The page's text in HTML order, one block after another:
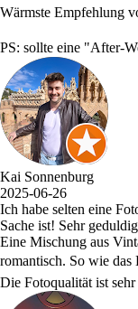
Wärmste Empfehlung
PS: sollte eine "After-
Kai Sonnenburg
2025-06-26
Ich habe selten eine
Sache ist! Sehr
Eine Mischung aus
romantisch. So wie
Die Fotoqualität ist